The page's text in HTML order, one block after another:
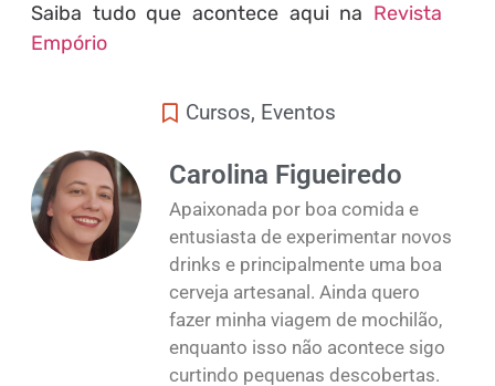
Saiba tudo que acontece aqui na Revista
Empório
Cursos, Eventos
Carolina Figueiredo
Apaixonada por boa comida e
entusiasta de experimentar novos
drinks e principalmente uma boa
cerveja artesanal. Ainda quero
fazer minha viagem de mochilão,
enquanto isso não acontece sigo
curtindo pequenas descobertas.